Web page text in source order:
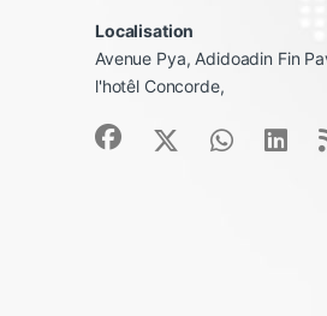
Localisation
Avenue Pya, Adidoadin Fin
l'hotêl Concorde,